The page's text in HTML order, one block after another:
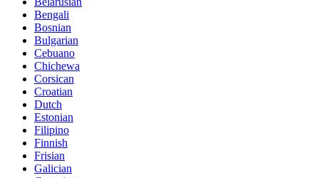
Bengali
Bosnian
Bulgarian
Cebuano
Chichewa
Corsican
Croatian
Dutch
Estonian
Filipino
Finnish
Frisian
Galician